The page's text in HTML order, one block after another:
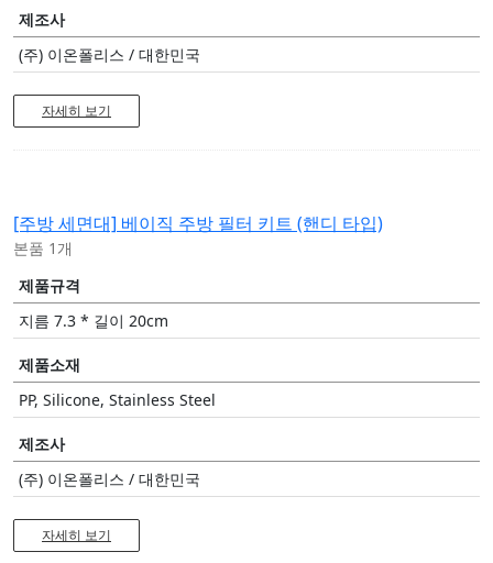
제조사
(주) 이온폴리스 / 대한민국
자세히 보기
[주방 세면대] 베이직 주방 필터 키트 (핸디 타입)
본품 1개
제품규격
지름 7.3 * 길이 20cm
제품소재
PP, Silicone, Stainless Steel
제조사
(주) 이온폴리스 / 대한민국
자세히 보기